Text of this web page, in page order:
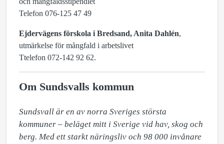
Telefon 076-125 47 49
Ejdervägens förskola i Bredsand, Anita Dahlén,
utmärkelse för mångfald i arbetslivet
Ttelefon 072-142 92 62.
Om Sundsvalls kommun
Sundsvall är en av norra Sveriges största
kommuner – beläget mitt i Sverige vid hav, skog och
berg. Med ett starkt näringsliv och 98 000 invånare